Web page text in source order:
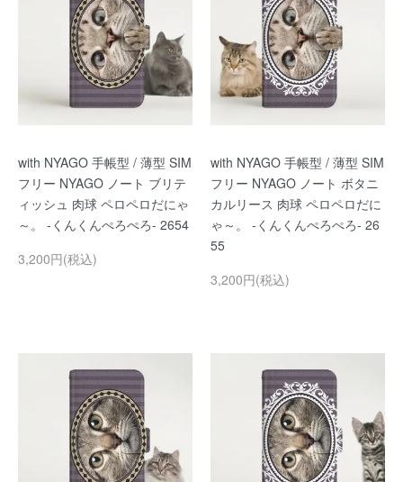
with NYAGO 手帳型 / 薄型 SIM
フリー NYAGO ノート ブリテ
ィッシュ 肉球 ペロペロだにゃ
～。 -くんくんぺろぺろ- 2654
3,200円(税込)
with NYAGO 手帳型 / 薄型 SIM
フリー NYAGO ノート ボタニ
カルリース 肉球 ペロペロだに
ゃ～。 -くんくんぺろぺろ- 26
55
3,200円(税込)